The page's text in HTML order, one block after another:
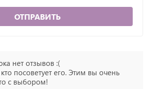
ОТПРАВИТЬ
нет отзывов :(
посоветует его. Этим вы очень
с выбором!